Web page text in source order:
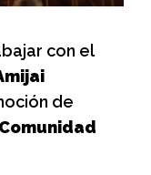
con el
de
Comunidad